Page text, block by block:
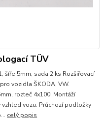
TÜV
šíře 5mm, sada 2 ks Rozšiřovací
vozidla ŠKODA, VW.
rozteč 4x100. Montáží
vozu. Průchozí podložky
celý popis